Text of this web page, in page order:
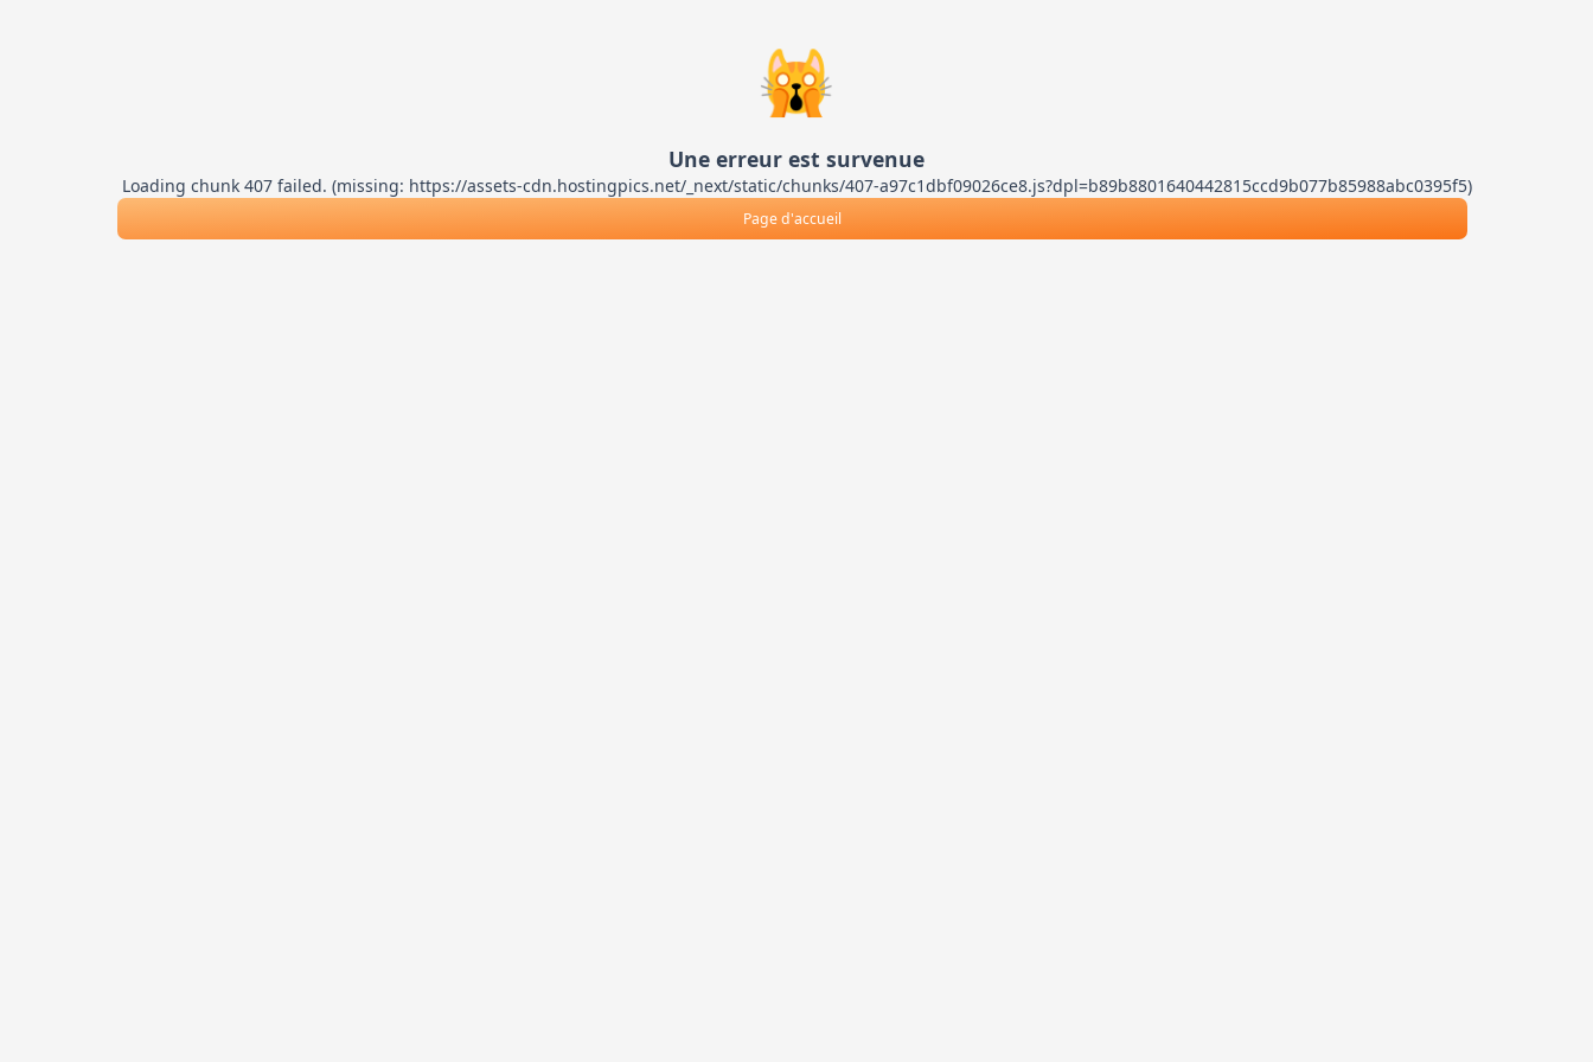
🙀
Une erreur est survenue
Loading chunk 407 failed. (missing: https://assets-cdn.hostingpics.net/_next/static/chunks/407-a97c1dbf09026ce8.js?dpl=b89b8801640442815ccd9b077b85988abc0395f5)
Page d'accueil